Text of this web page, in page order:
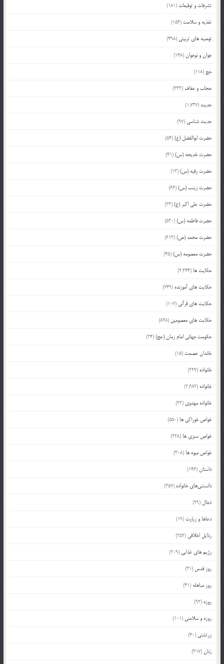
تشرفات و توقیعات (181)
تغذیه و سلامت (156)
توصیه های تربیتی (498)
جوان و نوجوان(148)
حج (118)
حجاب و عفاف (333)
حدیث (1,737)
حدیث شناسی (97)
حضرت ابوالفضل (ع)(54)
حضرت خدیجه (س)(41)
حضرت رقیه (س)(13)
حضرت زینب (س)(66)
حضرت علی اکبر (ع)(23)
حضرت فاطمه (س)(530)
حضرت محمد (ص)(613)
حضرت معصومه (س)(45)
حکایت ها (2,244)
حکایت های آموزنده (749)
حکایت های قرآنی (107)
حکایت های معصومین (838)
حکومت جهانی امام زمان (عج)(24)
خاندان عصمت (15)
خانواده (227)
خانواده (2,682)
خانواده مهدوی (22)
خواص خوراکی ها (550)
خواص سبزی ها (228)
خواص میوه ها (308)
داستان(146)
دانستنی‌های خانواده (357)
دجال (29)
دعاها و زیارت (19)
رذایل اخلاقی (252)
رژیم های غذایی (209)
روز قدس (31)
روز مباهله (41)
روزه (93)
روزه و سلامتی (101)
زرتشتی (40)
زنان(317)